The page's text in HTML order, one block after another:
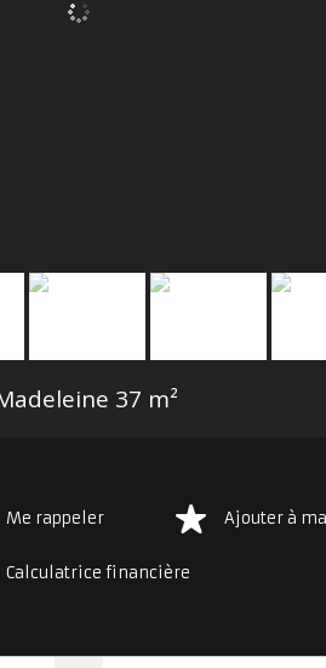
37 m²
Me rappeler Ajouter à
Calculatrice financière